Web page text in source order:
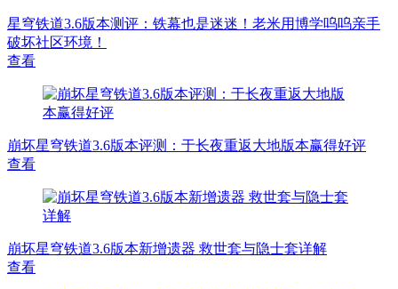
星穹铁道3.6版本测评：铁幕也是迷迷！老米用博学呜呜亲手
破坏社区环境！
查看
崩坏星穹铁道3.6版本评测：于长夜重返大地版本赢得好评
查看
崩坏星穹铁道3.6版本新增遗器 救世套与隐士套详解
查看